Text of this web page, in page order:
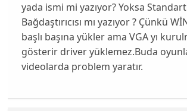
yada ismi mi yazıyor? Yoksa
Bağdaştırıcısı mı yazıyor ? Çünkü
başlı başına yükler ama VGA yı
gösterir driver yüklemez.Buda
videolarda problem yaratır.